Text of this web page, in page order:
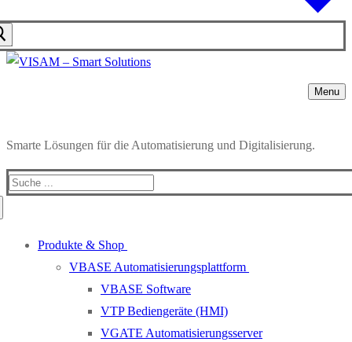
Menu
Smarte Lösungen für die Automatisierung und Digitalisierung.
Produkte & Shop
VBASE Automatisierungsplattform
VBASE Software
VTP Bediengeräte (HMI)
VGATE Automatisierungsserver